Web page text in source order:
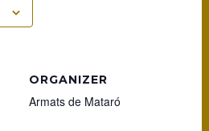
ORGANIZER
Armats de Mataró